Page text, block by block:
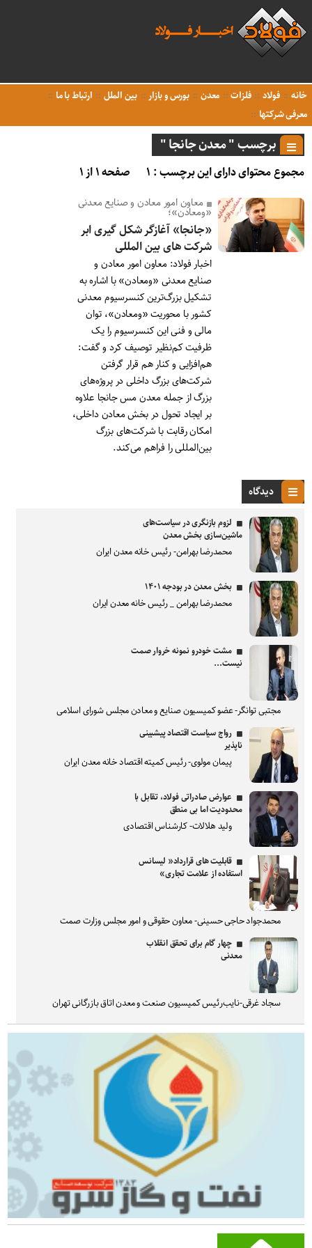
خانه فولاد فلزات معدن بورس و بازار بین الملل
ارتباط با ما
معرفی شرکتها
برچسب " معدن جانجا "
مجموع محتوای دارای این برچسب : ۱ صفحه ۱ از ۱
معاون امور معادن و صنایع معدنی
«ومعادن»؛
«جانجا» آغازگر شکل گیری ابر
شرکت های بین المللی
اخبار فولاد: معاون امور معادن و
صنایع معدنی «ومعادن» با اشاره به
تشکیل بزرگ‌ترین کنسرسیوم معدنی
کشور با محوریت «ومعادن»، توان
مالی و فنی این کنسرسیوم را یک
ظرفیت کم‌نظیر توصیف کرد و گفت:
هم‌افزایی و کنار هم قرار گرفتن
شرکت‌های بزرگ داخلی در پروژه‌های
بزرگ از جمله معدن مس جانجا علاوه
بر ایجاد تحول در بخش معادن داخلی،
امکان رقابت با شرکت‌های بزرگ
بین‌المللی را فراهم می‌کند.
دیدگاه
لزوم بازنگری در سیاست‌های
ماشین‌سازی بخش معدن
محمدرضا بهرامن- رئیس خانه معدن ایران
بخش معدن در بودجه ۱۴۰۱
محمدرضا بهرامن _ رئیس خانه معدن ایران
مشت خودرو نمونه خروار صمت
نیست...
مجتبی توانگر- عضو کمیسیون صنایع و معادن مجلس شورای اسلامی
رواج سیاست اقتصاد پیشبینی
ناپذیر
پیمان مولوی- رئیس کمیته اقتصاد خانه معدن ایران
عوارض صادراتی فولاد، تقابل با
محدودیت اما بی منطق
ولید هلالات- کارشناس اقتصادی
قابلیت های قرارداد« لیسانس
استفاده از علامت تجاری»
محمدجواد حاجی حسینی- معاون حقوقی و امور مجلس وزارت صمت
چهار گام برای تحقق انقلاب
معدنی
سجاد غرقی-نایب‌رئیس کمیسیون صنعت و معدن اتاق بازرگانی تهران